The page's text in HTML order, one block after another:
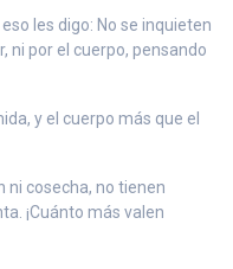
les digo: No se inquieten
ni por el cuerpo, pensando
y el cuerpo más que el
ni cosecha, no tienen
¡Cuánto más valen